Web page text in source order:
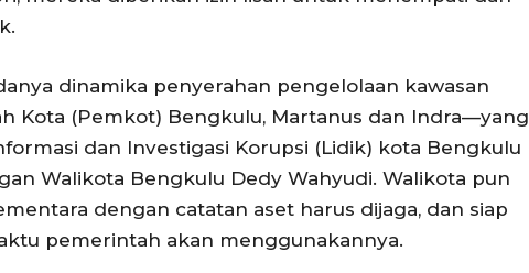
dinamika penyerahan pengelolaan kawasan
Kota (Pemkot) Bengkulu, Martanus dan Indra—yang
dan Investigasi Korupsi (Lidik) kota Bengkulu
Walikota Bengkulu Dedy Wahyudi. Walikota pun
dengan catatan aset harus dijaga, dan siap
pemerintah akan menggunakannya.